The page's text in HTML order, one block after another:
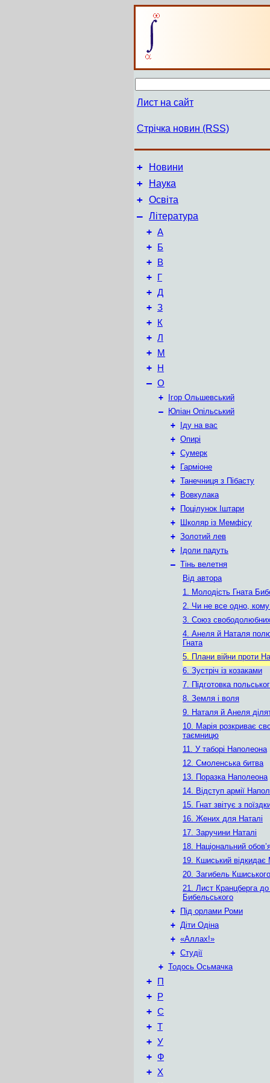
Лист на сайт
Стрічка новин (RSS)
+ Новини
+ Наука
+ Освіта
– Література
+ А
+ Б
+ В
+ Г
+ Д
+ З
+ К
+ Л
+ М
+ Н
– О
+
Ігор Ольшевський
–
Юліан Опільський
+
Іду на вас
+ Опирі
+ Сумерк
+
Гарміоне
+ Танечниця з Пібасту
+
Вовкулака
+
Поцілунок Іштари
+
Школяр із Мемфісу
+ Золотий лев
+
Ідоли падуть
– Тінь велетня
Від автора
1. Молодість Гната
2. Чи не все одно,
3. Союз
4. Анеля й Наталя
Гната
5. Плани війни проти
6. Зустріч із козаками
7. Підготовка
8. Земля і воля
9. Наталя й Анеля
10. Марія розкриває
таємницю
11. У таборі Наполеона
12. Смоленська битва
13. Поразка Наполеона
14. Відступ армії
15. Гнат звітує з
16. Жених для Наталі
17. Заручини Наталі
18. Національний
19. Кшиський відкидає
20. Загибель Кшиського
21. Лист Кранцберга до
Бибельського
+
Під орлами Роми
+ Діти Одіна
+ «Аллах!»
+ Студії
+ Тодось Осьмачка
+ П
+ Р
+ С
+ Т
+ У
+ Ф
+ Х